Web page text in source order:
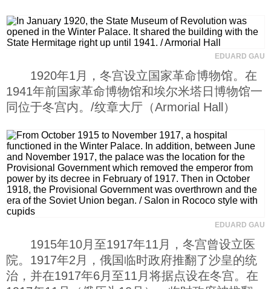
EDUARD GAU
1920年1月，冬宫设立国家革命博物馆。在
1941年前国家革命博物馆和埃尔米塔日博物馆一
同位于冬宫内。/纹章大厅（Armorial Hall）
EDUARD GAU
1915年10月至1917年11月，冬宫曾设立医
院。1917年2月，俄国临时政府推翻了沙皇的统
治，并在1917年6月至11月将据点设在冬宫。在